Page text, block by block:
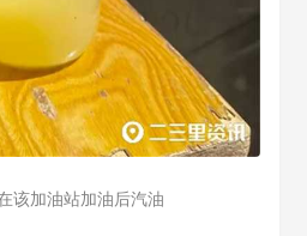
该加油站加油后汽油